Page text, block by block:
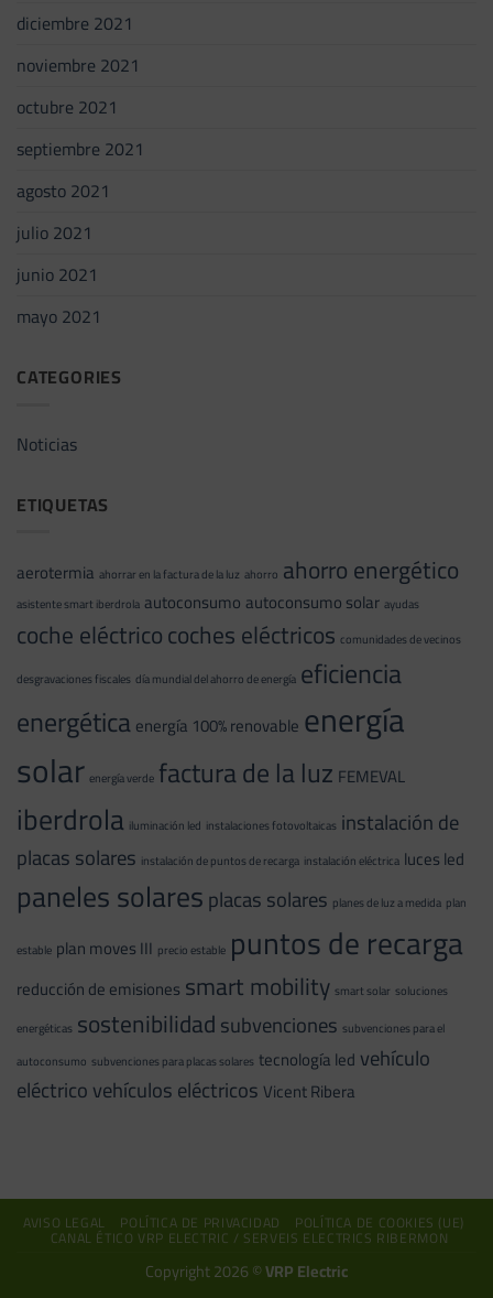
diciembre 2021
noviembre 2021
octubre 2021
septiembre 2021
agosto 2021
julio 2021
junio 2021
mayo 2021
CATEGORIES
Noticias
ETIQUETAS
aerotermia ahorrar en la factura de la luz ahorro ahorro energético
asistente smart iberdrola autoconsumo autoconsumo solar ayudas
coche eléctricocoches eléctricos comunidades de vecinos
desgravaciones fiscales día mundial del ahorro de energía eficiencia
energéticaenergía 100% renovable energía
solar energía verde factura de la luz FEMEVAL
iberdrola iluminación led instalaciones fotovoltaicas instalación de
placas solares instalación de puntos de recarga instalación eléctrica luces led
paneles solaresplacas solares planes de luz a medida plan
estable plan moves III precio estable puntos de recarga
reducción de emisiones smart mobility smart solar soluciones
energéticas sostenibilidadsubvenciones subvenciones para el
autoconsumo subvenciones para placas solares tecnología led vehículo
eléctricovehículos eléctricosVicent Ribera
AVISO LEGAL POLÍTICA DE PRIVACIDAD POLÍTICA DE COOKIES (UE)
CANAL ÉTICO VRP ELECTRIC / SERVEIS ELECTRICS RIBERMON
Copyright 2026 ©VRP Electric